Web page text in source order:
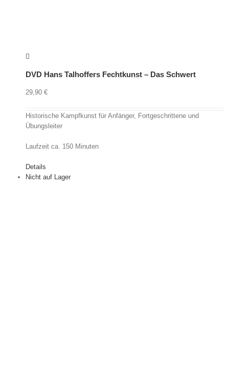
DVD Hans Talhoffers Fechtkunst – Das Schwert
29,90 €
Historische Kampfkunst für Anfänger, Fortgeschrittene und
Übungsleiter
Laufzeit ca. 150 Minuten
Details
Nicht auf Lager